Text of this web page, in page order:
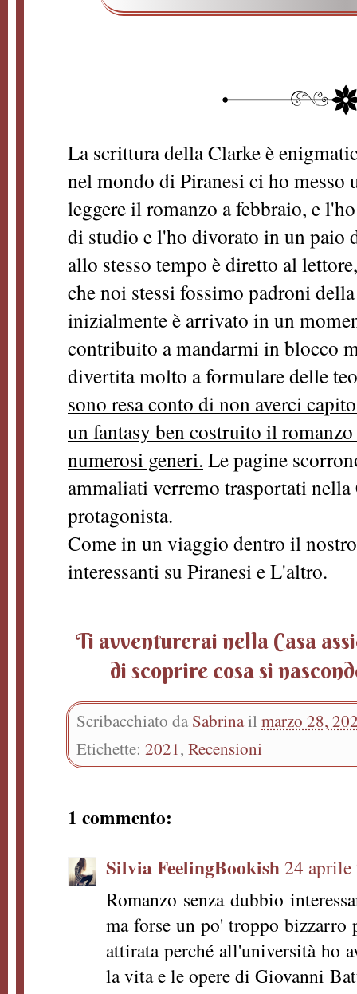
La scrittura della Clarke è
nel mondo di Piranesi ci ho messo
leggere il romanzo a febbraio, e
di studio e l'ho divorato in un paio
allo stesso tempo è diretto al
che noi stessi fossimo padroni
inizialmente è arrivato in un
contribuito a mandarmi in blocco
divertita molto a formulare delle
sono resa conto di non averci
un fantasy ben costruito il romanzo
numerosi generi. Le pagine
ammaliati verremo trasportati nella
protagonista.
Come in un viaggio dentro il
interessanti su Piranesi e L'altro.
Ti avventurerai nella Casa
di scoprire cosa si
Scribacchiato da Sabrina il marzo 28,
Etichette: 2021, Recensioni
1 commento:
Silvia FeelingBookish24 aprile
Romanzo senza dubbio
ma forse un po' troppo
attirata perché all'università ho
la vita e le opere di Giovanni